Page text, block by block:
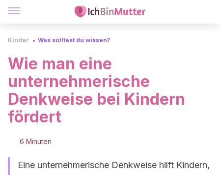
Kinder Was solltest du wissen?
Wie man eine
unternehmerische
Denkweise bei Kindern
fördert
6 Minuten
Eine unternehmerische Denkweise hilft Kindern,